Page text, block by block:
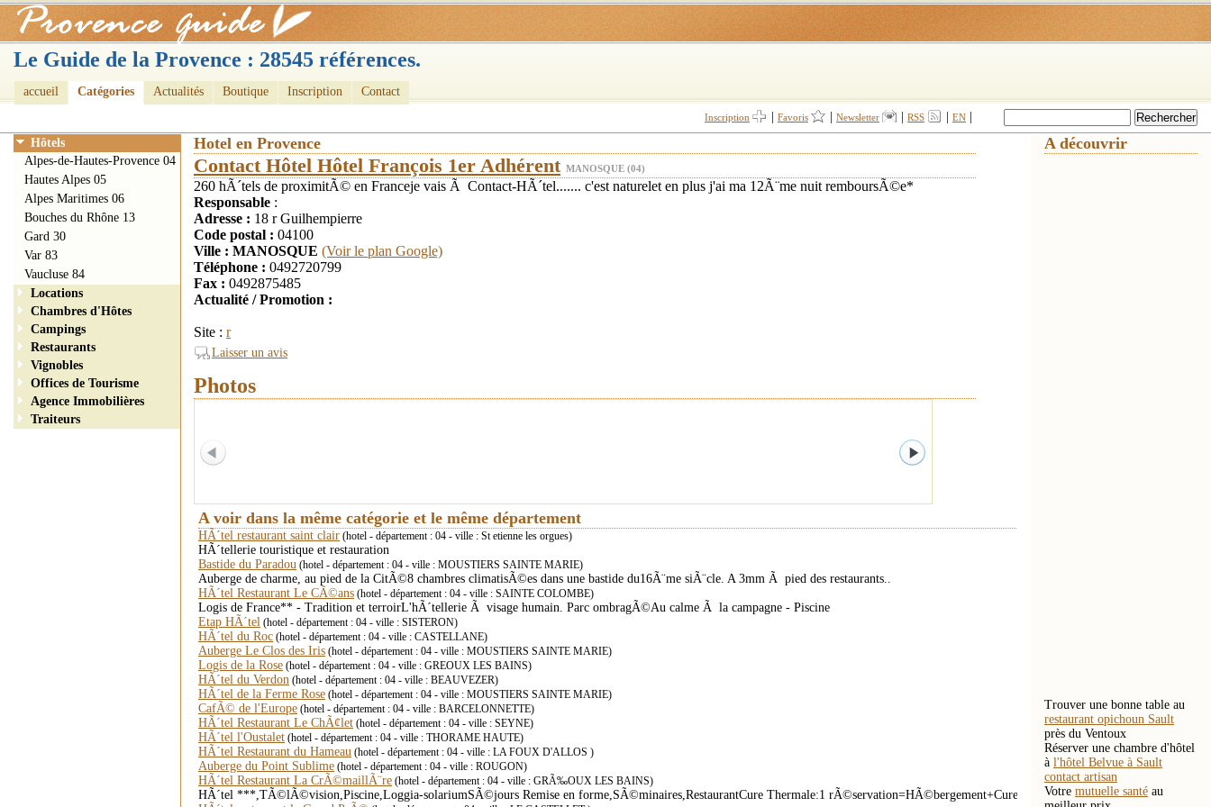
Le Guide de la Provence : 28545 références.
accueil Catégories Actualités Boutique Inscription Contact
Inscription Favoris Newsletter RSS EN
Hotel en Provence
Contact Hôtel Hôtel François 1er Adhérent MANOSQUE (04)
260 hÃ´tels de proximitÃ© en Franceje vais Ã Contact-HÃ´tel....... c'est naturelet en plus j'ai ma 12Ã¨me nuit remboursÃ©e*
Responsable :
Adresse : 18 r Guilhempierre
Code postal : 04100
Ville : MANOSQUE (Voir le plan Google)
Téléphone : 0492720799
Fax : 0492875485
Actualité / Promotion :
Site : r
Laisser un avis
Photos
A voir dans la même catégorie et le même département
HÃ´tel restaurant saint clair (hotel - département : 04 - ville : St etienne les orgues)
HÃ´tellerie touristique et restauration
Bastide du Paradou (hotel - département : 04 - ville : MOUSTIERS SAINTE MARIE)
Auberge de charme, au pied de la CitÃ©8 chambres climatisÃ©es dans une bastide du16Ã¨me siÃ¨cle. A 3mm Ã pied des restaurants..
HÃ´tel Restaurant Le CÃ©ans (hotel - département : 04 - ville : SAINTE COLOMBE)
Logis de France** - Tradition et terroirL'hÃ´tellerie Ã visage humain. Parc ombragÃ©Au calme Ã la campagne - Piscine
Etap HÃ´tel (hotel - département : 04 - ville : SISTERON)
HÃ´tel du Roc (hotel - département : 04 - ville : CASTELLANE)
Auberge Le Clos des Iris (hotel - département : 04 - ville : MOUSTIERS SAINTE MARIE)
Logis de la Rose (hotel - département : 04 - ville : GREOUX LES BAINS)
HÃ´tel du Verdon (hotel - département : 04 - ville : BEAUVEZER)
HÃ´tel de la Ferme Rose (hotel - département : 04 - ville : MOUSTIERS SAINTE MARIE)
CafÃ© de l'Europe (hotel - département : 04 - ville : BARCELONNETTE)
HÃ´tel Restaurant Le ChÃ¢let (hotel - département : 04 - ville : SEYNE)
HÃ´tel l'Oustalet (hotel - département : 04 - ville : THORAME HAUTE)
HÃ´tel Restaurant du Hameau (hotel - département : 04 - ville : LA FOUX D'ALLOS )
Auberge du Point Sublime (hotel - département : 04 - ville : ROUGON)
HÃ´tel Restaurant La CrÃ©maillÃ¨re (hotel - département : 04 - ville : GRÃ‰OUX LES BAINS)
HÃ´tel ***,TÃ©lÃ©vision,Piscine,Loggia-solariumSÃ©jours Remise en forme,SÃ©minaires,RestaurantCure Thermale:1 rÃ©servation=HÃ©bergement+Cure
Hôtels
Alpes-de-Hautes-Provence 04
Hautes Alpes 05
Alpes Maritimes 06
Bouches du Rhône 13
Gard 30
Var 83
Vaucluse 84
Locations
Chambres d'Hôtes
Campings
Restaurants
Vignobles
Offices de Tourisme
Agence Immobilières
Traiteurs
A découvrir
Trouver une bonne table au
restaurant opichoun Sault
près du Ventoux
Réserver une chambre d'hôtel
à l'hôtel Belvue à Sault
contact artisan
Votre mutuelle santé au